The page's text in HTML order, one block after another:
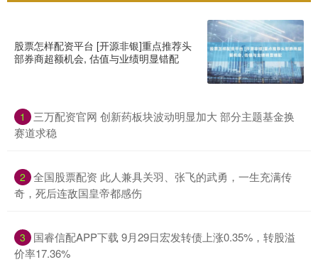
股票怎样配资平台 [开源非银]重点推荐头
部券商超额机会, 估值与业绩明显错配
1
三万配资官网 创新药板块波动明显加大 部分主题基金换
赛道求稳
2 全国股票配资 此人兼具关羽、张飞的武勇，一生充满传
奇，死后连敌国皇帝都感伤
3
国睿信配APP下载 9月29日宏发转债上涨0.35%，转股溢
价率17.36%